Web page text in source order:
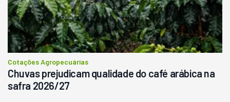
Cotações Agropecuárias
Chuvas prejudicam qualidade do café arábica na
safra 2026/27